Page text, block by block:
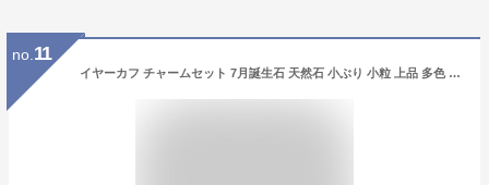
no. 11
イヤーカフ チャームセット 7月誕生石 天然石 小ぶり 小粒 上品 多色 オレンジ ピンク レッド ゴールド 真鍮 シンプル 大人可愛い カジュアル 一粒 お守り ヒーリングストーン